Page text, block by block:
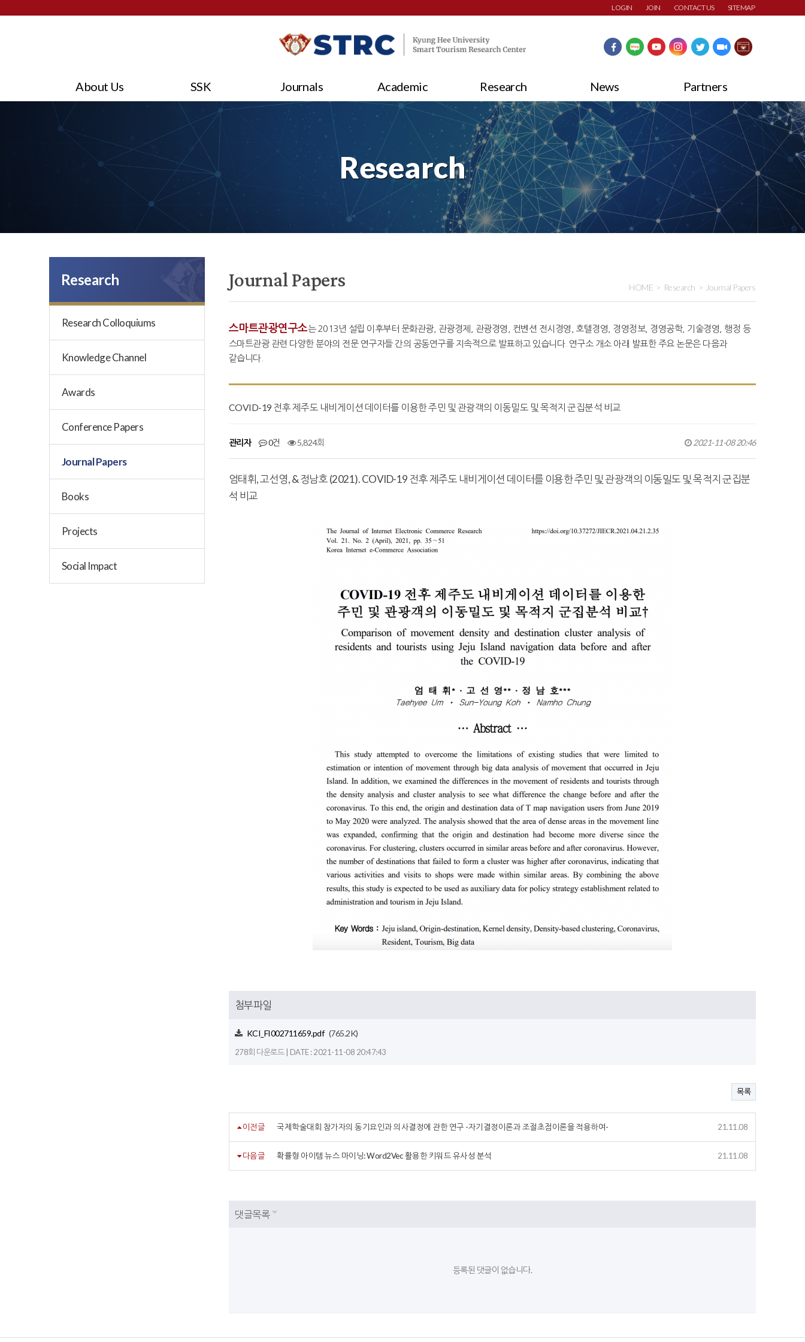
LOGIN JOIN CONTACT US SITEMAP
About Us SSK Journals Academic Research News Partners
Research
Research
Research Colloquiums
Knowledge Channel
Awards
Conference Papers
Journal Papers
Books
Projects
Social Impact
Journal Papers HOME Research Journal Papers
스마트관광연구소는 2013년 설립 이후부터 문화관광, 관광경제, 관광경영, 컨벤션 전시경영, 호텔경영, 경영정보, 경영공학, 기술경영, 행정 등
스마트관광 관련 다양한 분야의 전문 연구자들 간의 공동연구를 지속적으로 발표하고 있습니다. 연구소 개소 아래 발표한 주요 논문은 다음과
같습니다.
COVID-19 전후 제주도 내비게이션 데이터를 이용한 주민 및 관광객의 이동밀도 및 목적지 군집분석 비교
관리자 0건 5,824회 2021-11-08 20:46
엄태휘, 고선영, & 정남호 (2021). COVID-19 전후 제주도 내비게이션 데이터를 이용한 주민 및 관광객의 이동밀도 및 목적지 군집분
석 비교
첨부파일
KCI_FI002711659.pdf (765.2K)
278회 다운로드 | DATE : 2021-11-08 20:47:43
목록
이전글 국제학술대회 참가자의 동기요인과 의사결정에 관한 연구 -자기결정이론과 조절초점이론을 적용하여- 21.11.08
다음글 확률형 아이템 뉴스 마이닝: Word2Vec 활용한 키워드 유사성 분석 21.11.08
댓글목록
등록된 댓글이 없습니다.